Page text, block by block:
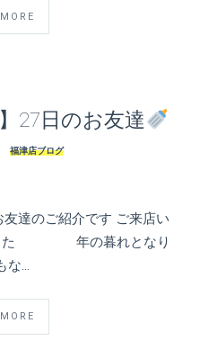
27日のお友達
福津店ブログ
達のご紹介です ご来店い
した 年の暮れとなり
な…